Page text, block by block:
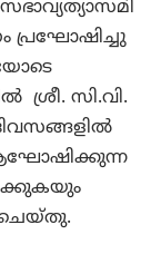
പ്രഘോഷിച്ചു
ശ്രീ. സി.വി.